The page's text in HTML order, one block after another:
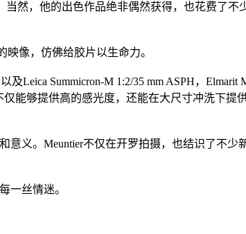
然，他的出色作品绝非偶然获得，也花费了
像，仿佛给胶片以生命力。
Leica Summicron-M 1:2/35 mm ASPH，Elmarit
能够提供高的感光度，还能在大尺寸冲洗下提
义。Meuntier不仅在开罗拍摄，也结识了不
一丝情迷。